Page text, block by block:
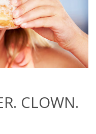
CLOWN.